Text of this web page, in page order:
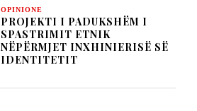
OPINIONE
PROJEKTI I PADUKSHËM I
SPASTRIMIT ETNIK
NËPËRMJET INXHINIERISË SË
IDENTITETIT